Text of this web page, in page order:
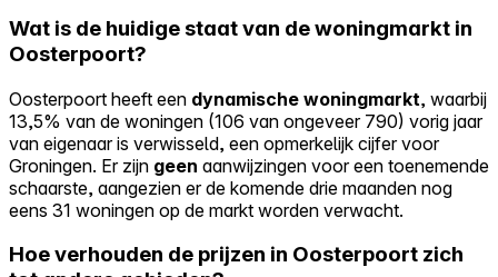
Wat is de huidige staat van de woningmarkt in
Oosterpoort?
Oosterpoort heeft een dynamische woningmarkt, waarbij
13,5% van de woningen (106 van ongeveer 790) vorig jaar
van eigenaar is verwisseld, een opmerkelijk cijfer voor
Groningen. Er zijn geen aanwijzingen voor een toenemende
schaarste, aangezien er de komende drie maanden nog
eens 31 woningen op de markt worden verwacht.
Hoe verhouden de prijzen in Oosterpoort zich